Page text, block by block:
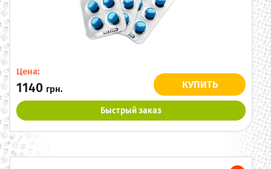
Цена:
1140 грн. КУПИТЬ
Быстрый заказ